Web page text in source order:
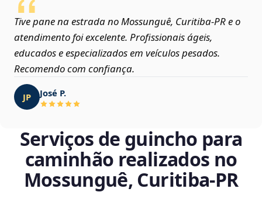
Tive pane na estrada no Mossunguê, Curitiba‑PR e o
atendimento foi excelente. Profissionais ágeis,
educados e especializados em veículos pesados.
Recomendo com confiança.
JP José P.
Serviços de guincho para
caminhão realizados no
Mossunguê, Curitiba‑PR